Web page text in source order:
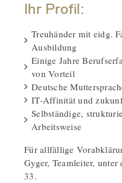
Ihr Profil:
Treuhänder mit eidg.
Ausbildung
Einige Jahre
von Vorteil
Deutsche
IT-Affinität und
Selbständige,
Arbeitsweise
Für allfällige
Gyger, Teamleiter,
33.